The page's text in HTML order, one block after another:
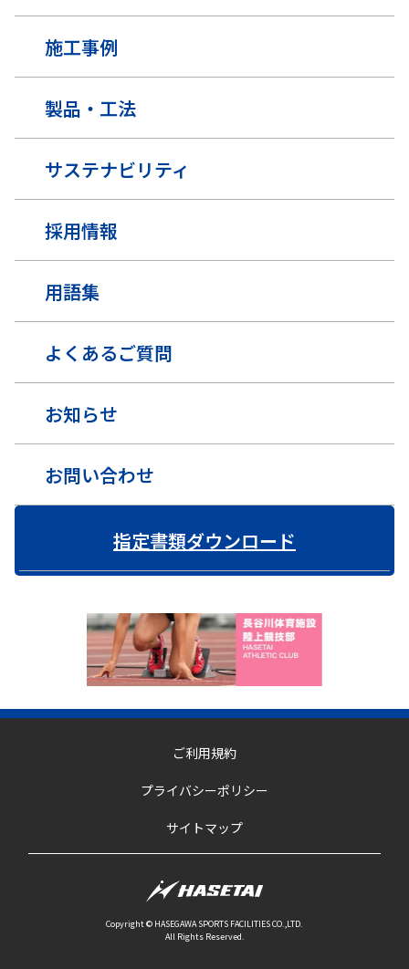
施工事例
製品・工法
サステナビリティ
採用情報
用語集
よくあるご質問
お知らせ
お問い合わせ
指定書類ダウンロード
ご利用規約
プライバシーポリシー
サイトマップ
Copyright © HASEGAWA SPORTS FACILITIES CO.,LTD.
All Rights Reserved.